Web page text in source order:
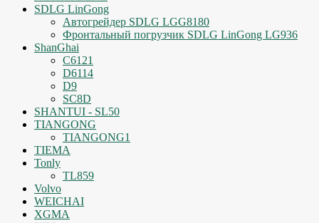
SDLG LinGong
Автогрейдер SDLG LGG8180
Фронтальный погрузчик SDLG LinGong LG936
ShanGhai
C6121
D6114
D9
SC8D
SHANTUI - SL50
TIANGONG
TIANGONG1
TIEMA
Tonly
TL859
Volvo
WEICHAI
XGMA